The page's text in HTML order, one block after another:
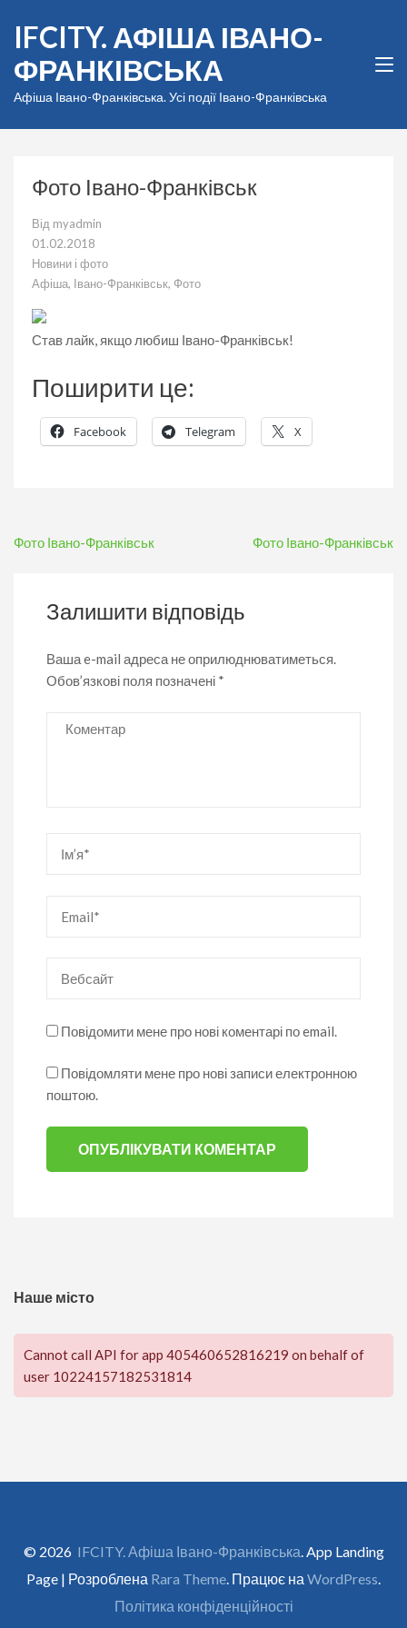
вмісту
(натисніть
Enter)
IFCITY. АФІША ІВАНО-
ФРАНКІВСЬКА
Афіша Івано-Франківська. Усі події Івано-Франківська
Фото Івано-Франківськ
Від myadmin
01.02.2018
Новини і фото
Афіша, Івано-Франківськ, Фото
Став лайк, якщо любиш Івано-Франківськ!
Поширити це:
Facebook Telegram X
Навігація
Фото Івано-Франківськ Фото Івано-Франківськ
Залишити відповідь
Ваша e-mail адреса не оприлюднюватиметься.
Обов’язкові поля позначені *
Коментар
Повідомити мене про нові коментарі по email.
Повідомляти мене про нові записи електронною
поштою.
Наше місто
Cannot call API for app 405460652816219 on behalf of
user 10224157182531814
© 2026 IFCITY. Афіша Івано-Франківська . App Landing
Page | Розроблена Rara Theme . Працює на WordPress
Політика конфіденційності